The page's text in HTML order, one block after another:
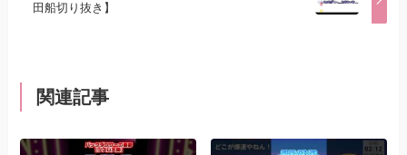
田船切り抜き】
関連記事